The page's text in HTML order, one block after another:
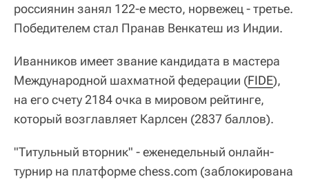
россиянин занял 122-е место, норвежец - третье.
Победителем стал Пранав Венкатеш из Индии.
Иванников имеет звание кандидата в мастера
Международной шахматной федерации (FIDE),
на его счету 2184 очка в мировом рейтинге,
который возглавляет Карлсен (2837 баллов).
"Титульный вторник" - еженедельный онлайн-
турнир на платформе chess.com (заблокирована